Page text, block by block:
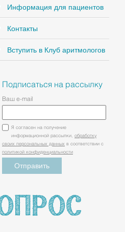
Информация для пациентов
Контакты
Вступить в Клуб аритмологов
Подписаться на рассылку
Ваш e-mail
Я согласен на получение
информационной рассылки, обработку
своих персональных данных
в соответствии с
политикой конфиденциальности